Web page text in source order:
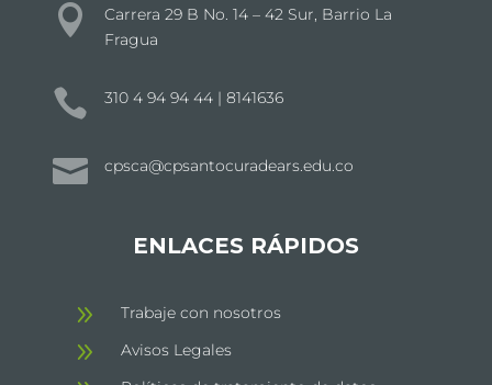

Carrera 29 B No. 14 – 42 Sur, Barrio La
Fragua
 310 4 94 94 44 | 8141636
 cpsca@cpsantocuradears.edu.co
ENLACES RÁPIDOS
9 Trabaje con nosotros
9 Avisos Legales